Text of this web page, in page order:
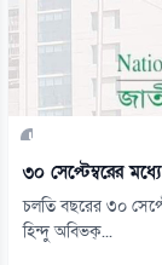
৩০ সেপ্টেম্বরের
চলতি বছরের ৩০
হিন্দু অবিভক্...